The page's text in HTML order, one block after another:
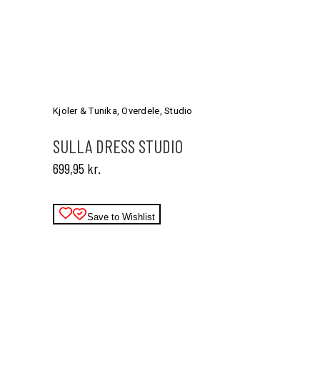
varianter.
Mulighederne
kan
varesiden
Kjoler & Tunika,Overdele,Studio
SULLA DRESS STUDIO
699,95 kr.
Save to Wishlist